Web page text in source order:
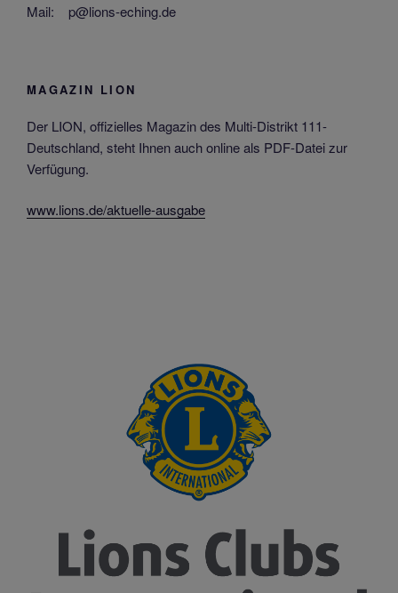
Mail: p@lions-eching.de
MAGAZIN LION
Der LION, offizielles Magazin des Multi-Distrikt 111-
Deutschland, steht Ihnen auch online als PDF-Datei zur
Verfügung.
www.lions.de/aktuelle-ausgabe